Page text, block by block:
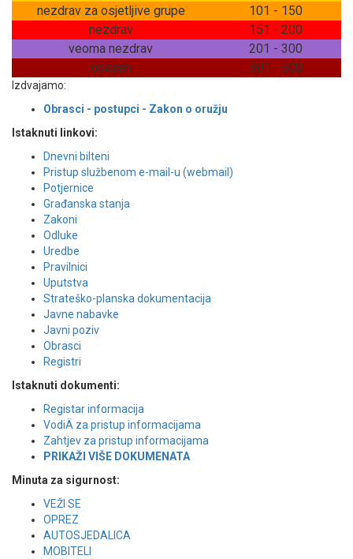
nezdrav za osjetljive grupe
101 - 150
nezdrav
151 - 200
veoma nezdrav
201 - 300
opasan
301 - 500
Izdvajamo:
Obrasci - postupci - Zakon o oružju
Istaknuti linkovi:
Dnevni bilteni
Pristup službenom e-mail-u (webmail)
Potjernice
Građanska stanja
Zakoni
Odluke
Uredbe
Pravilnici
Uputstva
Strateško-planska dokumentacija
Javne nabavke
Javni poziv
Obrasci
Registri
Istaknuti dokumenti:
Registar informacija
VodiÄ za pristup informacijama
Zahtjev za pristup informacijama
PRIKAŽI VIŠE DOKUMENATA
Minuta za sigurnost:
VEŽI SE
OPREZ
AUTOSJEDALICA
MOBITELI